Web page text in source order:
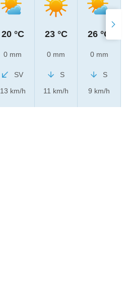
20 °C
0 mm
SV
13 km/h
23 °C
0 mm
S
11 km/h
26 °C
0 mm
S
9 km/h